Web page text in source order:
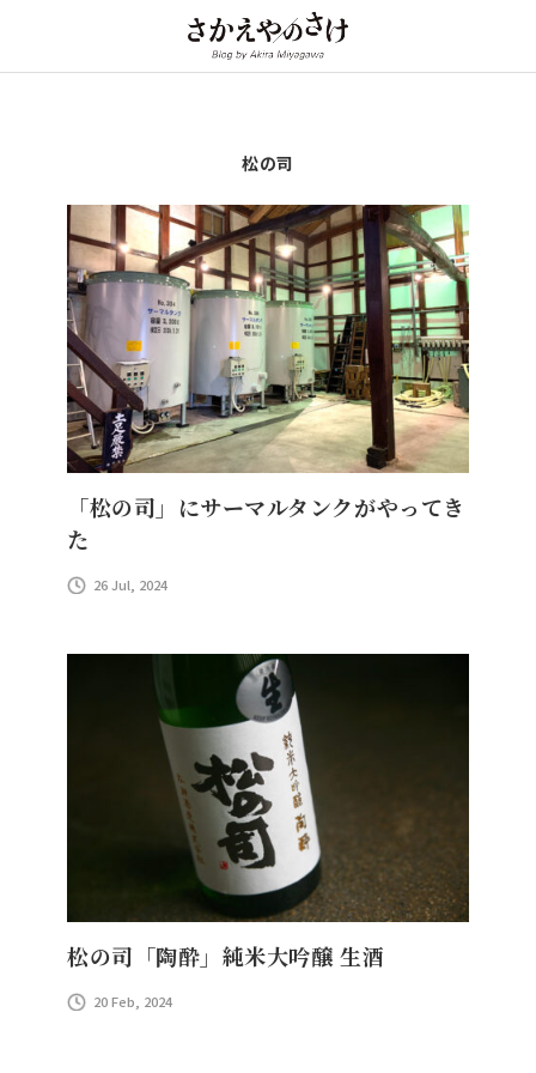
松の司
「松の司」にサーマルタンクがやってき
た
26 Jul, 2024
松の司「陶酔」純米大吟醸 生酒
20 Feb, 2024